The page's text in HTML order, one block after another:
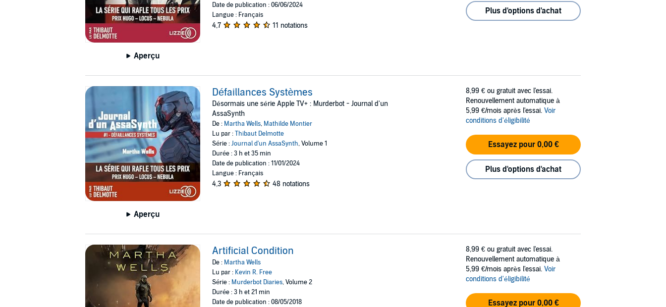
Aperçu
Date de publication : 06/06/2024
Langue : Français
4,7 11 notations
Plus d'options d'achat
Aperçu
Défaillances Systèmes
Désormais une série Apple TV+ : Murderbot - Journal d'un
AssaSynth
De : Martha Wells, Mathilde Montier
Lu par :Thibaut Delmotte
Série :Journal d'un AssaSynth, Volume 1
Durée : 3 h et 35 min
Date de publication : 11/01/2024
Langue : Français
4,3 48 notations
8,99 € ou gratuit avec l'essai.
Renouvellement automatique à
5,99 €/mois après l'essai. Voir
conditions d'éligibilité
Essayez pour 0,00 €
Plus d'options d'achat
Artificial Condition
De : Martha Wells
Lu par : Kevin R. Free
Série : Murderbot Diaries, Volume 2
Durée : 3 h et 21 min
Date de publication : 08/05/2018
8,99 € ou gratuit avec l'essai.
Renouvellement automatique à
5,99 €/mois après l'essai. Voir
conditions d'éligibilité
Essayez pour 0,00 €